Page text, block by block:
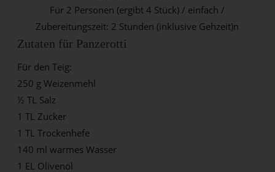
Für 2 Personen (ergibt 4 Stück) / einfach /
Zubereitungszeit: 2 Stunden (inklusive Gehzeit)n
Zutaten für Panzerotti
Für den Teig:
250 g Weizenmehl
½ TL Salz
1 TL Zucker
1 TL Trockenhefe
140 ml warmes Wasser
1 EL Olivenöl